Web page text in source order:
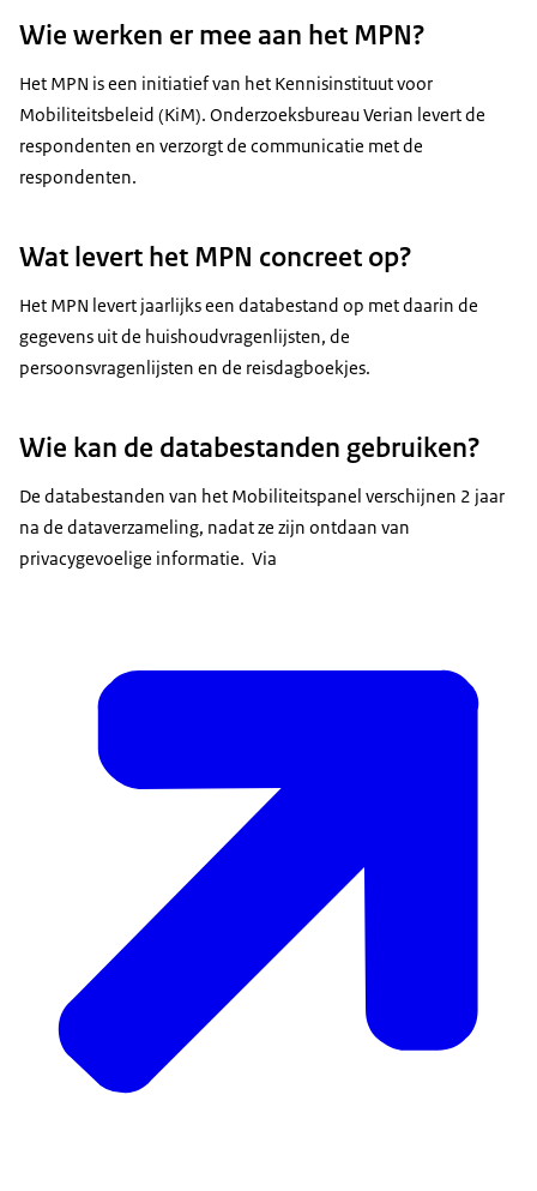
Wie werken er mee aan het MPN?
Het MPN is een initiatief van het Kennisinstituut voor
Mobiliteitsbeleid (KiM). Onderzoeksbureau Verian levert de
respondenten en verzorgt de communicatie met de
respondenten.
Wat levert het MPN concreet op?
Het MPN levert jaarlijks een databestand op met daarin de
gegevens uit de huishoudvragenlijsten, de
persoonsvragenlijsten en de reisdagboekjes.
Wie kan de databestanden gebruiken?
De databestanden van het Mobiliteitspanel verschijnen 2 jaar
na de dataverzameling, nadat ze zijn ontdaan van
privacygevoelige informatie. Via